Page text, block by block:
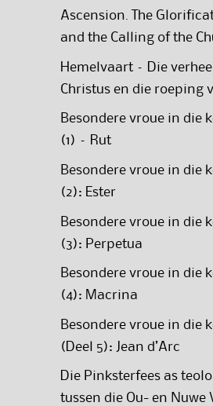
Ascension. The
and the Calling of the
Hemelvaart – Die
Christus en die roeping
Besondere vroue in die
(1) – Rut
Besondere vroue in die
(2): Ester
Besondere vroue in die
(3): Perpetua
Besondere vroue in die
(4): Macrina
Besondere vroue in die
(Deel 5): Jean d’Arc
Die Pinksterfees as
tussen die Ou- en Nuwe